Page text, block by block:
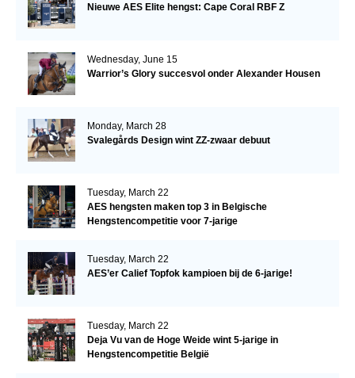
Nieuwe AES Elite hengst: Cape Coral RBF Z
Wednesday, June 15
Warrior’s Glory succesvol onder Alexander Housen
Monday, March 28
Svalegårds Design wint ZZ-zwaar debuut
Tuesday, March 22
AES hengsten maken top 3 in Belgische
Hengstencompetitie voor 7-jarige
Tuesday, March 22
AES’er Calief Topfok kampioen bij de 6-jarige!
Tuesday, March 22
Deja Vu van de Hoge Weide wint 5-jarige in
Hengstencompetitie België